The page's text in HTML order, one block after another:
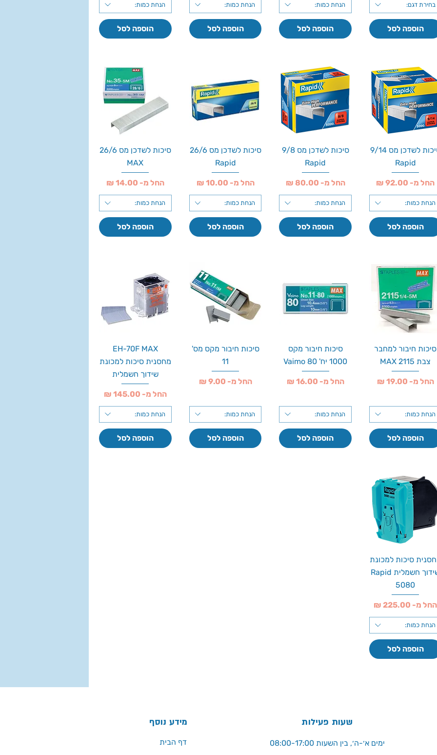
בחירת דגם:
הוספה לסל
הנחת כמות:
הוספה לסל
הנחת כמות:
הוספה לסל
הנחת כמות:
הוספה לסל
סיכות לשדכן מס 9/14
Rapid
החל מ-
מחיר מבצע
הנחת כמות:
הוספה לסל
סיכות לשדכן מס 9/8
Rapid
החל מ-
מחיר מבצע
הנחת כמות:
הוספה לסל
סיכות לשדכן מס 26/6
Rapid
החל מ-
מחיר מבצע
הנחת כמות:
הוספה לסל
סיכות לשדכן מס 26/6
MAX
החל מ-
מחיר מבצע
הנחת כמות:
הוספה לסל
סיכות חיבור למחבר
צבת 2115 MAX
החל מ-
מחיר מבצע
הנחת כמות:
הוספה לסל
סיכות חיבור מקס
1000 יח' Vaimo 80
החל מ-
מחיר מבצע
הנחת כמות:
הוספה לסל
סיכות חיבור מקס מס'
11
החל מ-
מחיר מבצע
הנחת כמות:
הוספה לסל
EH-70F MAX
מחסנית סיכות למכונת
שידוך חשמלית
החל מ-
מחיר מבצע
הנחת כמות:
הוספה לסל
סיכות למכונת
שידוך חשמלית Rapid
5080
החל מ-מבצע
הנחת כמות:
הוספה לסל
מידע נוסף שעות פעילות
ימים א׳-ה׳, בין השעות 08:00-17:00
דף הבית